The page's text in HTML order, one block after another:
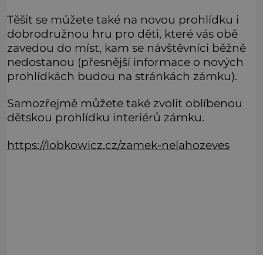
Těšit se můžete také na novou prohlídku i
dobrodružnou hru pro děti, které vás obě
zavedou do míst, kam se návštěvníci běžně
nedostanou (přesnější informace o nových
prohlídkách budou na stránkách zámku).
Samozřejmě můžete také zvolit oblíbenou
dětskou prohlídku interiérů zámku.
https://lobkowicz.cz/zamek-nelahozeves